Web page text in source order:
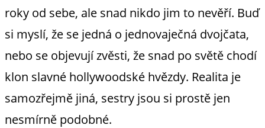
roky od sebe, ale snad nikdo jim to nevěří. Buď
si myslí, že se jedná o jednovaječná dvojčata,
nebo se objevují zvěsti, že snad po světě chodí
klon slavné hollywoodské hvězdy. Realita je
samozřejmě jiná, sestry jsou si prostě jen
nesmírně podobné.